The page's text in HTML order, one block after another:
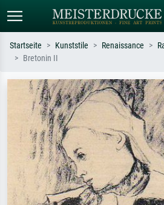
Suchen Sie nach Künstlern, Werktiteln
oder Stilen – z.B. Monet,
Sternennacht, Impressionismus, Welle
Hokusai, Akt.
Startseite Kunststile Renaissance
Bretonin II